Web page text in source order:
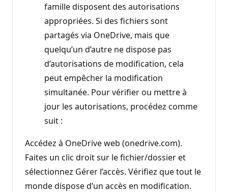
famille disposent des autorisations
appropriées. Si des fichiers sont
partagés via OneDrive, mais que
quelqu’un d’autre ne dispose pas
d’autorisations de modification, cela
peut empêcher la modification
simultanée. Pour vérifier ou mettre à
jour les autorisations, procédez comme
suit :
Accédez à OneDrive web (onedrive.com).
Faites un clic droit sur le fichier/dossier et
sélectionnez Gérer l’accès. Vérifiez que tout le
monde dispose d’un accès en modification.